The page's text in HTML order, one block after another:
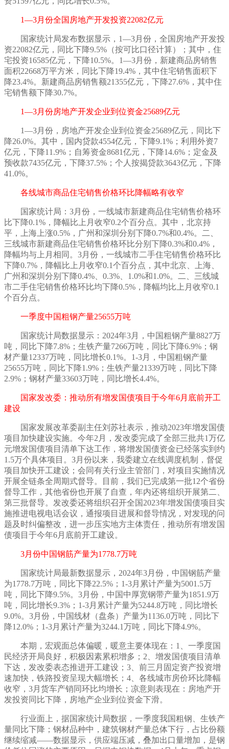
1—3月份全国房地产开发投资22082亿元
国家统计局发布数据显示， 1—3月份，全国房地产开发投
资22082亿元，同比下降9.5%（按可比口径计算）；其中，住
宅投资16585亿元，下降10.5%。1—3月份，新建商品房销售
面积22668万平方米，同比下降19.4%，其中住宅销售面积下
降23.4%。新建商品房销售额21355亿元，下降27.6%，其中住
宅销售额下降30.7%。
1—3月份房地产开发企业到位资金25689亿元
1—3月份，房地产开发企业到位资金25689亿元，同比下
降26.0%。其中，国内贷款4554亿元，下降9.1%；利用外资7
亿元，下降11.9%；自筹资金8681亿元，下降14.6%；定金及
预收款7435亿元，下降37.5%；个人按揭贷款3643亿元，下降
41.0%。
各线城市商品住宅销售价格环比降幅略有收窄
国家统计局： 3月份，一线城市新建商品住宅销售价格环
比下降0.1%，降幅比上月收窄0.2个百分点。其中，北京持
平，上海上涨0.5%，广州和深圳分别下降0.7%和0.4%。二、
三线城市新建商品住宅销售价格环比分别下降0.3%和0.4%，
降幅均与上月相同。3月份，一线城市二手住宅销售价格环比
下降0.7%，降幅比上月收窄0.1个百分点，其中北京、上海、
广州和深圳分别下降0.4%、0.3%、1.0%和1.0%。二、三线城
市二手住宅销售价格环比均下降0.5%，降幅均比上月收窄0.1
个百分点。
一季度中国粗钢产量25655万吨
国家统计局数据显示： 2024年3月，中国粗钢产量8827万
吨，同比下降7.8%；生铁产量7266万吨，同比下降6.9%；钢
材产量12337万吨，同比增长0.1%。1-3月，中国粗钢产量
25655万吨，同比下降1.9%；生铁产量21339万吨，同比下降
2.9%；钢材产量33603万吨，同比增长4.4%。
国家发改委：推动所有增发国债项目于今年6月底前开工
建设
国家发展改革委副主任刘苏社表示，推动2023年增发国债
项目加快建设实施。今年2月，发改委完成了全部三批共1万亿
元增发国债项目清单下达工作，将增发国债资金已经落实到约
1.5万个具体项目。3月份以来，我委建立在线调度机制，督促
项目加快开工建设；会同有关行业主管部门，对项目实施情况
开展全链条全周期式督导。目前，我们已完成第一批12个省份
督导工作，其他省份也开展了自查，年内还将组织开展第二、
第三批督导。发改委还将组织召开全国2023年增发国债项目实
施推进电视电话会议，通报项目进展和督导情况，对发现的问
题及时纠偏整改，进一步压实地方主体责任，推动所有增发国
债项目于今年6月底前开工建设。
3月份中国钢筋产量为1778.7万吨
国家统计局最新数据显示， 2024年3月份，中国钢筋产量
为1778.7万吨，同比下降22.5%；1-3月累计产量为5001.5万
吨，同比下降9.5%。3月份，中国中厚宽钢带产量为1851.9万
吨，同比增长9.3%；1-3月累计产量为5244.8万吨，同比增长
9.0%。3月份，中国线材（盘条）产量为1136.0万吨，同比下
降12.0%；1-3月累计产量为3244.1万吨，同比下降4.9%。
本期，宏观面总体偏暖，暖意主要体现在： 1、一季度国
民经济开局良好，积极因素累积增多；2、增发国债项目清单
下达，发改委表态推进开工建设；3、前三月固定资产投资增
速加快，铁路投资呈现大幅增长；4、各线城市房价环比降幅
收窄，3月货车产销同环比均增长；凉意则表现在：房地产开
发投资同比下降，房地产企业到位资金下滑。
行业面上，据国家统计局数据，一季度我国粗钢、生铁产
量同比下降；钢材品种中，建筑钢材产量总体下行，占比份额
继续缩减——数据显示，供应端压减，叠加出口量增加，是钢